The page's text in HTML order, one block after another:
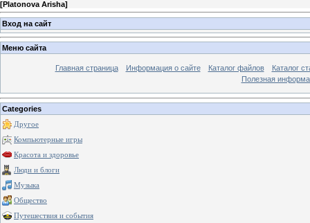
[Platonova Arisha]
Вход на сайт
Меню сайта
Главная страница Информация о сайте Каталог файлов
Каталог
Полезная
Categories
Другое
Компьютерные игры
Красота и здоровье
Люди и блоги
Музыка
Общество
Путешествия и события